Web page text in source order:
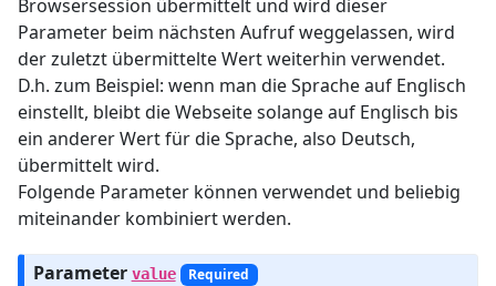
Browsersession übermittelt und wird dieser
Parameter beim nächsten Aufruf weggelassen, wird
der zuletzt übermittelte Wert weiterhin verwendet.
D.h. zum Beispiel: wenn man die Sprache auf Englisch
einstellt, bleibt die Webseite solange auf Englisch bis
ein anderer Wert für die Sprache, also Deutsch,
übermittelt wird.
Folgende Parameter können verwendet und beliebig
miteinander kombiniert werden.
Parameter value Required